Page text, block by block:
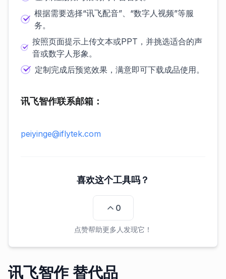
根据需要选择“讯飞配音”、“数字人视频”等服
务。
按照页面提示上传文本或PPT，并挑选适合的声
音或数字人形象。
定制完成后预览效果，满意即可下载成品使用。
讯飞智作联系邮箱：
peiyinge@iflytek.com
喜欢这个工具吗？
0
点赞帮助更多人发现它！
讯飞智作 替代品